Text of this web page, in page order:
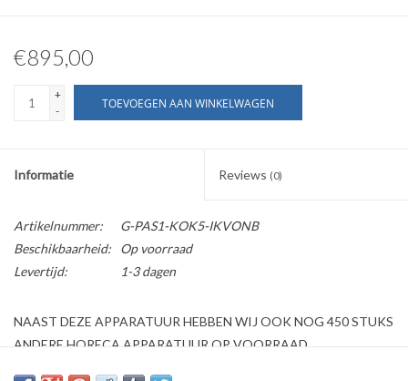
€895,00
+
-
TOEVOEGEN AAN WINKELWAGEN
Informatie Reviews (0)
Artikelnummer:
G-PAS1-KOK5-IKVONB
Beschikbaarheid:
Op voorraad
Levertijd:
1-3 dagen
NAAST DEZE APPARATUUR HEBBEN WIJ OOK NOG 450 STUKS
ANDERE HORECA APPARATUUR OP VOORRAAD
Kijk ook op onze website horecaprofessionalcenter punt nl, om